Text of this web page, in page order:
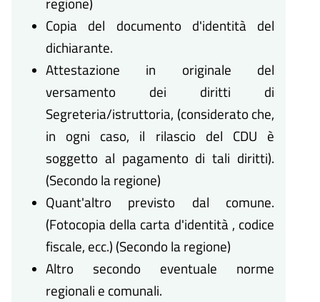
Copia del documento d'identità del
dichiarante.
Attestazione in originale del
versamento dei diritti di
Segreteria/istruttoria, (considerato che,
in ogni caso, il rilascio del CDU è
soggetto al pagamento di tali diritti).
(Secondo la regione)
Quant'altro previsto dal comune.
(Fotocopia della carta d'identità , codice
fiscale, ecc.) (Secondo la regione)
Altro secondo eventuale norme
regionali e comunali.